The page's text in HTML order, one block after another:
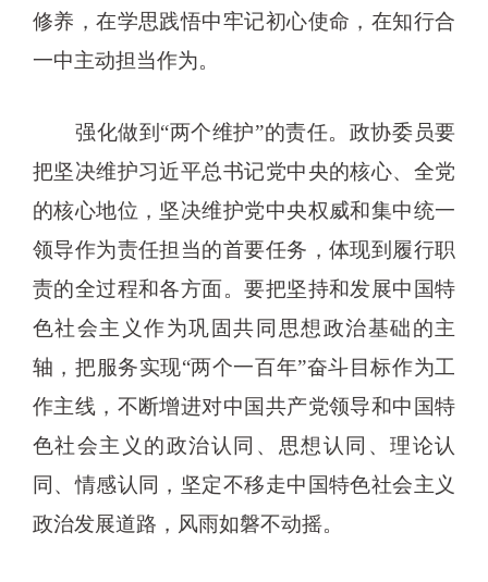
修养，在学思践悟中牢记初心使命，在知行合
一中主动担当作为。
强化做到“两个维护”的责任。政协委员要
把坚决维护习近平总书记党中央的核心、全党
的核心地位，坚决维护党中央权威和集中统一
领导作为责任担当的首要任务，体现到履行职
责的全过程和各方面。要把坚持和发展中国特
色社会主义作为巩固共同思想政治基础的主
轴，把服务实现“两个一百年”奋斗目标作为工
作主线，不断增进对中国共产党领导和中国特
色社会主义的政治认同、思想认同、理论认
同、情感认同，坚定不移走中国特色社会主义
政治发展道路，风雨如磐不动摇。